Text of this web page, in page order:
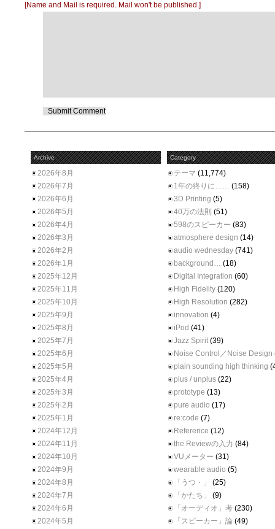
[Name and Mail is required. Mail won't be published.]
Archive
2026年8月
2026年7月
2026年6月
2026年5月
2026年4月
2026年3月
2026年2月
2026年1月
2025年12月
2025年11月
2025年10月
2025年9月
2025年8月
2025年7月
2025年6月
2025年5月
2025年4月
2025年3月
2025年2月
2025年1月
2024年12月
2024年11月
2024年10月
2024年9月
2024年8月
2024年7月
2024年6月
2024年5月
Category
テーマ (11,774)
1年の終りに…… (158)
3D Printing (5)
40万の法則 (51)
598のスピーカー (83)
atmosphere design (14)
audio wednesday (741)
background… (18)
Digital Integration (60)
High Fidelity (120)
High Resolution (282)
innovation (4)
iPod (41)
Jazz Spirit (39)
Noise Control／Noise Design
plain sounding high thinking
plus / unplus (22)
prototype (13)
pure audio (17)
re:code (7)
Reference (12)
the Reviewの入力 (84)
VUメーター (31)
wearable audio (5)
「うつ・」
(25)
「かたち」
(9)
「オーディオ」考 (230)
「スピーカー」論 (49)